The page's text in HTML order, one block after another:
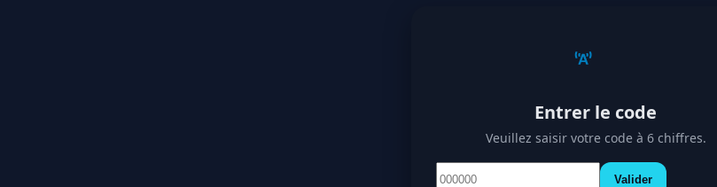
Entrer le code
Veuillez saisir votre code à 6 chiffres.
Valider